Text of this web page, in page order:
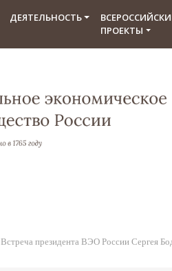
ДЕЯТЕЛЬНОСТЬ
ПРОЕКТЫ
Встреча президента ВЭО России Сергея